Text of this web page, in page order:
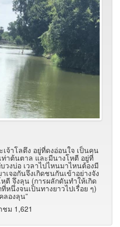
จ้าโลตึง อยู่ที่ดงอ่อนใจ เป็นคน
าต้นตาล และมีนางโหตี อยู่ที่
วงบ่อ เวลาไปไหนมาไหนต้องมี
จอกันจึงเกิดชนกันเข้าอย่างจัง
ตี จึงลุน (การผลักดันทำให้เกิด
หนึ่งจนเป็นทางยาวไปเรื่อย ๆ)
ลองลุน”
ชม 1,621